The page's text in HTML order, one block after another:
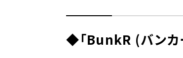
◆「BunkR (バンカ